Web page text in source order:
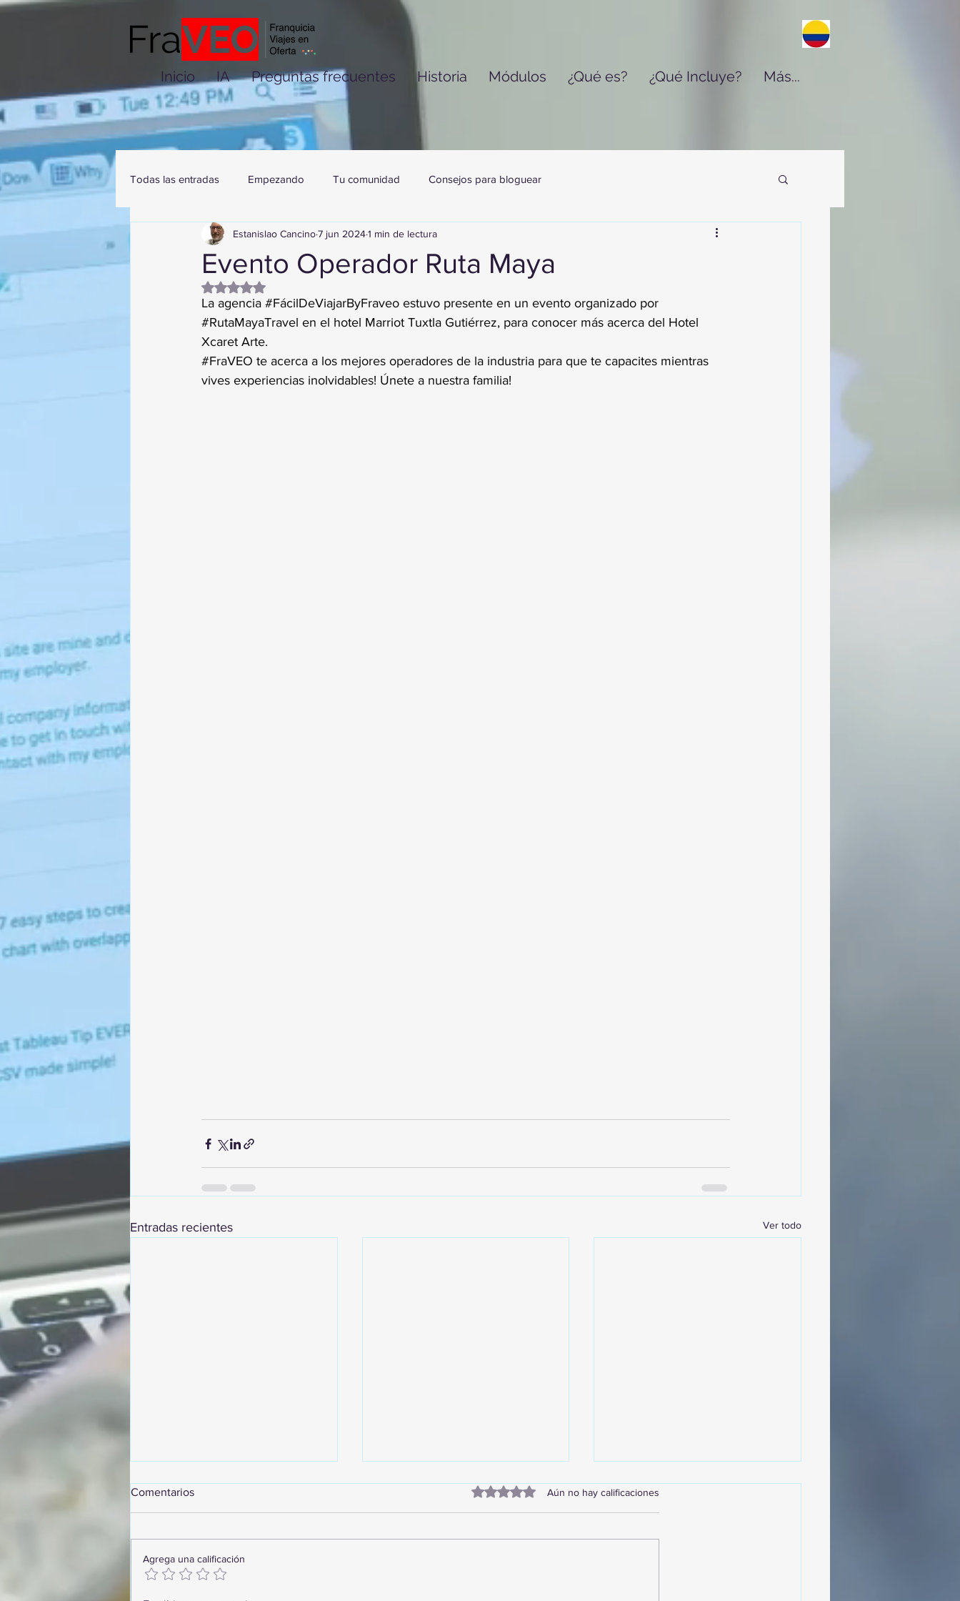
Inicio IA Preguntas frecuentes Historia Módulos ¿Qué es? ¿Qué Incluye? Más...
Todas las entradas Empezando Tu comunidad Consejos para bloguear
Evento Operador Ruta Maya
Estanislao Cancino7 jun 20241 min de lectura
Obtuvo NaN de 5 estrellas.
La agencia #FácilDeViajarByFraveo estuvo presente en un evento organizado por
#RutaMayaTravel en el hotel Marriot Tuxtla Gutiérrez, para conocer más acerca del Hotel
Xcaret Arte.
#FraVEO te acerca a los mejores operadores de la industria para que te capacites mientras
vives experiencias inolvidables! Únete a nuestra familia!
Entradas recientes Ver todo
Comentarios Obtuvo 0 de 5 estrellas.
Aún no hay calificaciones
Agrega una calificación